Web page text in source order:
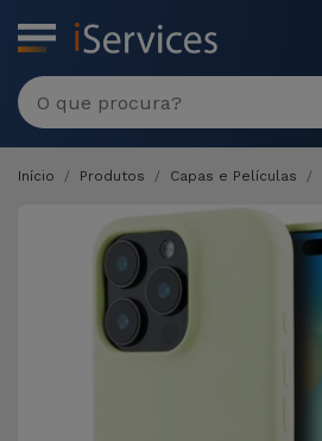
MENU
Início Produtos Capas e Películas